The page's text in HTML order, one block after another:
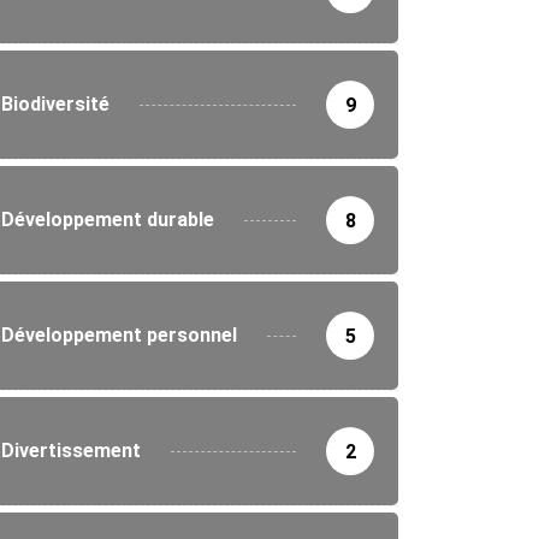
nationale de reboisement au Togo :...
Biodiversité 9
Développement durable 8
Développement personnel 5
Divertissement 2